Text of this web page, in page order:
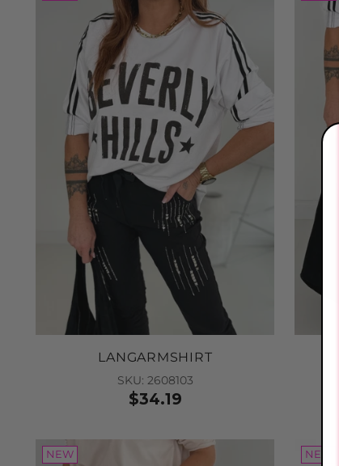
LANGARMSHIRT
SKU: 2608103
$34.19
NEW NEW